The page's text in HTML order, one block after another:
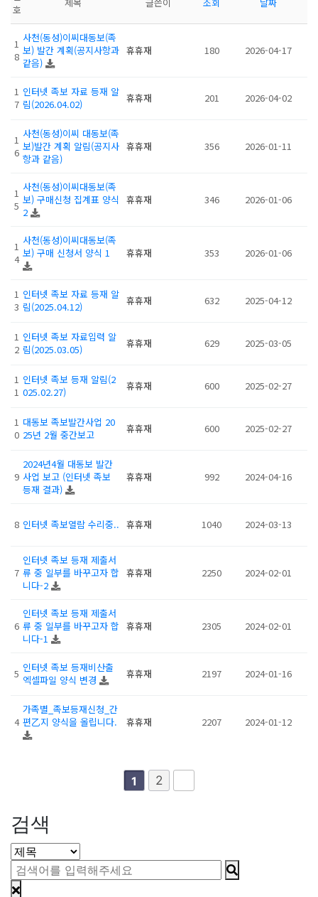
호
1
8
사천(동성)이씨대동보(족
보) 발간 계획(공지사항과
같음)
휴휴재 180 2026-04-17
1
7
인터넷 족보 자료 등재 알
림(2026.04.02)
휴휴재 201 2026-04-02
1
6
사천(동성)이씨 대동보(족
보)발간 계획 알림(공지사
항과 같음)
휴휴재 356 2026-01-11
1
5
사천(동성)이씨대동보(족
보) 구매신청 집계표 양식
2
휴휴재 346 2026-01-06
1
4
사천(동성)이씨대동보(족
보) 구매 신청서 양식 1
휴휴재 353 2026-01-06
1
3
인터넷 족보 자료 등재 알
림(2025.04.12)
휴휴재 632 2025-04-12
1
2
인터넷 족보 자료입력 알
림(2025.03.05)
휴휴재 629 2025-03-05
1
1
인터넷 족보 등재 알림(2
025.02.27)
휴휴재 600 2025-02-27
1
0
대동보 족보발간사업 20
25년 2월 중간보고
휴휴재 600 2025-02-27
9
2024년4월 대동보 발간
사업 보고 (인터넷 족보
등재 결과)
휴휴재 992 2024-04-16
8 인터넷 족보열람 수리중.. 휴휴재 1040 2024-03-13
7
인터넷 족보 등재 제출서
류 중 일부를 바꾸고자 합
니다-2
휴휴재 2250 2024-02-01
6
인터넷 족보 등재 제출서
류 중 일부를 바꾸고자 합
니다-1
휴휴재 2305 2024-02-01
5 인터넷 족보 등재비산출
엑셀파일 양식 변경
휴휴재 2197 2024-01-16
4
가족별_족보등재신청_간
편乙지 양식을 올립니다.
휴휴재 2207 2024-01-12
1 2
검색